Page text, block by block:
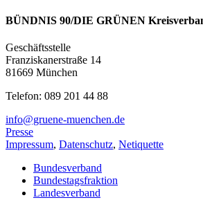
BÜNDNIS 90/DIE GRÜNEN
Geschäftsstelle
Franziskanerstraße 14
81669 München
Telefon: 089 201 44 88
info@gruene-muenchen.de
Presse
Impressum, Datenschutz, Netiquette
Bundesverband
Bundestagsfraktion
Landesverband